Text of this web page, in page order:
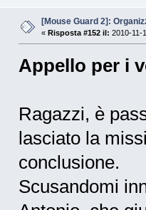
[Mouse Guard 2]:
« Risposta #152 il: 2010-11-
Appello per i
Ragazzi, è
lasciato la
conclusione.
Scusandomi